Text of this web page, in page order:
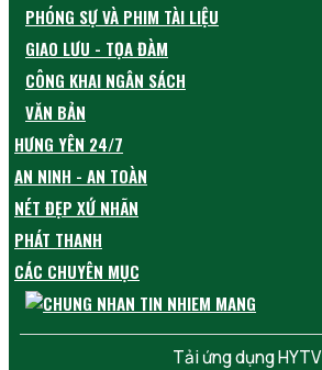
PHÓNG SỰ VÀ PHIM TÀI LIỆU
GIAO LƯU - TỌA ĐÀM
CÔNG KHAI NGÂN SÁCH
VĂN BẢN
HƯNG YÊN 24/7
AN NINH - AN TOÀN
NÉT ĐẸP XỨ NHÃN
PHÁT THANH
CÁC CHUYÊN MỤC
Tải ứng dụng HYTV